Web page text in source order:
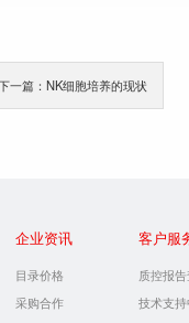
一篇：NK细胞培养的现状
企业资讯
目录价格
采购合作
客户服
质控报
技术支